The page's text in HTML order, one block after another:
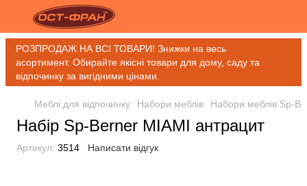
РОЗПРОДАЖ НА ВСІ ТОВАРИ! Знижки на весь
асортимент. Обирайте якісні товари для дому, саду та
відпочинку за вигідними цінами.
Меблі для відпочинку Набори меблів Набори меблів Sp-
Набір Sp-Berner MIAMI антрацит
Артикул: 3514 Написати відгук